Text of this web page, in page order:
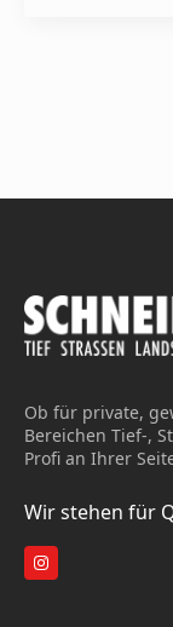
Ob für private,
Bereichen Tief-,
Profi an Ihrer
Wir stehen für